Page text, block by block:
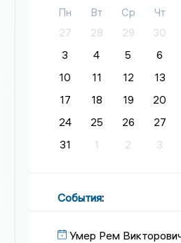
Пн Вт Ср Чт
27
28 29 30
3
4 5 6
10
11 12 13
17
18 19 20
24
25 26 27
31
1 2 3
События:
Умер Рем